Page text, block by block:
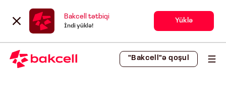
Bakcell tətbiqi
İndi yüklə!
Yüklə
"Bakcell"ə qoşul